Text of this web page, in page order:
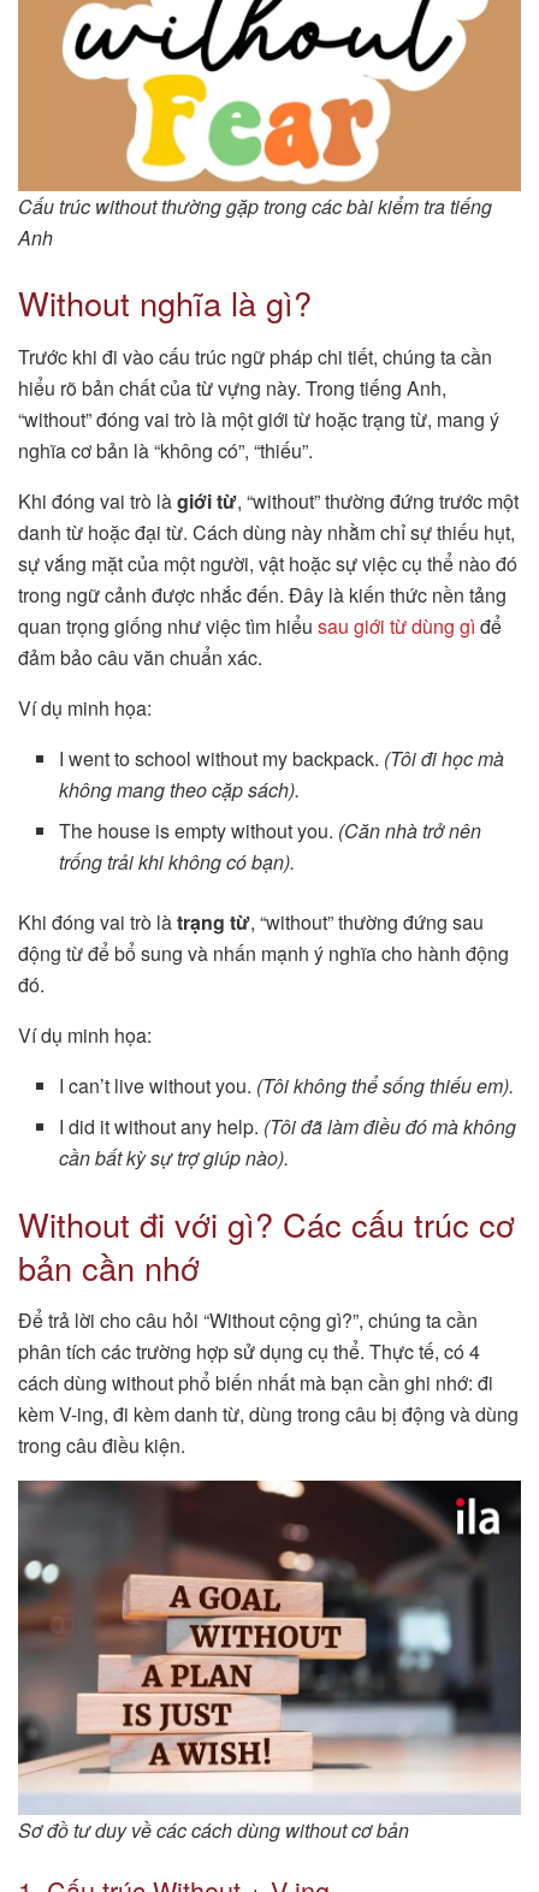
Cấu trúc without thường gặp trong các bài kiểm tra tiếng
Anh
Without nghĩa là gì?
Trước khi đi vào cấu trúc ngữ pháp chi tiết, chúng ta cần
hiểu rõ bản chất của từ vựng này. Trong tiếng Anh,
“without” đóng vai trò là một giới từ hoặc trạng từ, mang ý
nghĩa cơ bản là “không có”, “thiếu”.
Khi đóng vai trò làgiới từ, “without” thường đứng trước một
danh từ hoặc đại từ. Cách dùng này nhằm chỉ sự thiếu hụt,
sự vắng mặt của một người, vật hoặc sự việc cụ thể nào đó
trong ngữ cảnh được nhắc đến. Đây là kiến thức nền tảng
quan trọng giống như việc tìm hiểu sau giới từ dùng gì để
đảm bảo câu văn chuẩn xác.
Ví dụ minh họa:
I went to school without my backpack. (Tôi đi học mà
không mang theo cặp sách).
The house is empty without you. (Căn nhà trở nên
trống trải khi không có bạn).
Khi đóng vai trò làtrạng từ, “without” thường đứng sau
động từ để bổ sung và nhấn mạnh ý nghĩa cho hành động
đó.
Ví dụ minh họa:
I can’t live without you. (Tôi không thể sống thiếu em).
I did it without any help. (Tôi đã làm điều đó mà không
cần bất kỳ sự trợ giúp nào).
Without đi với gì? Các cấu trúc cơ
bản cần nhớ
Để trả lời cho câu hỏi “Without cộng gì?”, chúng ta cần
phân tích các trường hợp sử dụng cụ thể. Thực tế, có 4
cách dùng without phổ biến nhất mà bạn cần ghi nhớ: đi
kèm V-ing, đi kèm danh từ, dùng trong câu bị động và dùng
trong câu điều kiện.
Sơ đồ tư duy về các cách dùng without cơ bản